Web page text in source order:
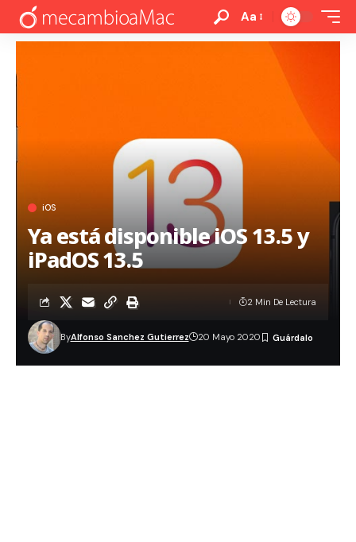
Aa
iOS
Ya está disponible iOS 13.5 y
iPadOS 13.5
ByAlfonso Sanchez Gutierrez 20 Mayo 2020
2 Min De Lectura